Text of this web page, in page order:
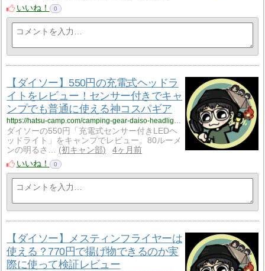
いいね！
0
【ダイソー】550円の充電式ヘッドラ
イトをレビュー！センサー付きでキャ
ンプでも普通に使える神コスパギア
https://hatsu-camp.com/camping-gear-daiso-headlight-rechargeable-550
ダイソーの550円「充電式センサー付きLEDヘ
ッドライト」をキャンプでレビュー。80ルーメ
ンの明るさ…
初キャン部
4ヶ月前
いいね！
0
【ダイソー】メスティンフライヤーは
使える？770円で揚げ物できるのか実
際に使って検証レビュー